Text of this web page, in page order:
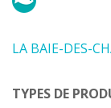
LA BAIE-DES-
TYPES DE